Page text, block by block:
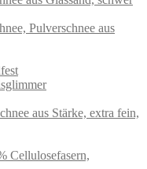
Pulverschnee aus
aus Stärke, extra fein,
Cellulosefasern,